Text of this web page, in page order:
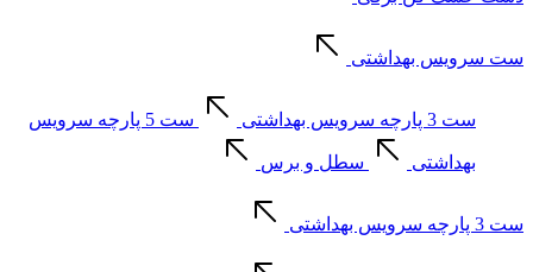
ست سرویس بهداشتی
ست 3 پارچه سرویس بهداشتی ست 5 پارچه سرویس
بهداشتی سطل و برس
ست 3 پارچه سرویس بهداشتی